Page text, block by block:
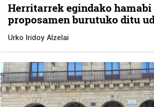
Herritarrek egindako hamabi
proposamen burutuko ditu
Urko Iridoy Alzelai